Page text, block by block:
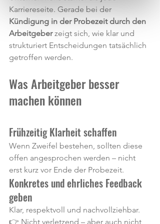
Karriereseite. Gerade bei der
Kündigung in der Probezeit durch den
Arbeitgeber zeigt sich, wie klar und
strukturiert Entscheidungen tatsächlich
getroffen werden.
Was Arbeitgeber besser
machen können
Frühzeitig Klarheit schaffen
Wenn Zweifel bestehen, sollten diese
offen angesprochen werden – nicht
erst kurz vor Ende der Probezeit.
Konkretes und ehrliches Feedback
geben
Klar, respektvoll und nachvollziehbar.
👉 Nicht verletzend – aber auch nicht